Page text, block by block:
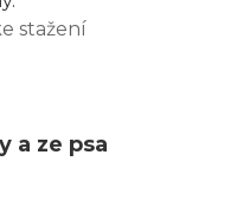
stažení
a ze psa